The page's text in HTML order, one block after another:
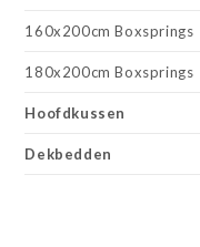
160x200cm Boxsprings
180x200cm Boxsprings
Hoofdkussen
Dekbedden